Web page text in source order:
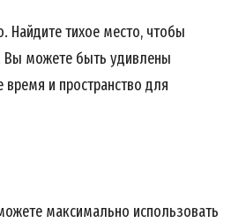
Найдите тихое место, чтобы
Вы можете быть удивлены
и пространство для
максимально использовать